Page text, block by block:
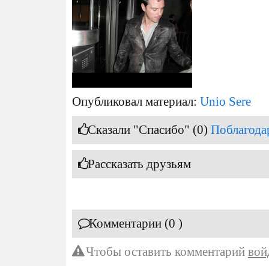
Опубликовал материал: Unio Sere
Сказали "Спасибо" (0)
Рассказать друзьям
Комментарии (0 )
Чтобы оставить комментарий